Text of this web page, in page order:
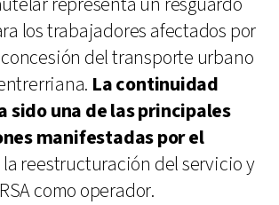
los trabajadores afectados por
del transporte urbano
La continuidad
sido una de las principales
manifestadas por el
la reestructuración del servicio y
como operador.